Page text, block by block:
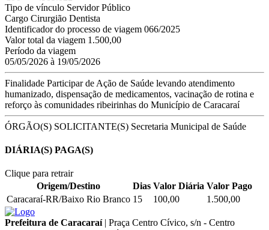
Tipo de vínculo Servidor Público
Cargo Cirurgião Dentista
Identificador do processo de viagem 066/2025
Valor total da viagem 1.500,00
Período da viagem
05/05/2026 à 19/05/2026
Finalidade Participar de Ação de Saúde levando atendimento
humanizado, dispensação de medicamentos, vacinação de rotina e
reforço às comunidades ribeirinhas do Município de Caracaraí
ÓRGÃO(S) SOLICITANTE(S) Secretaria Municipal de Saúde
DIÁRIA(S) PAGA(S)
Clique para retrair
Origem/Destino
Dias Valor Diária Valor Pago
Caracaraí-RR/Baixo Rio Branco 15 100,00 1.500,00
Prefeitura de Caracaraí | Praça Centro Cívico, s/n - Centro